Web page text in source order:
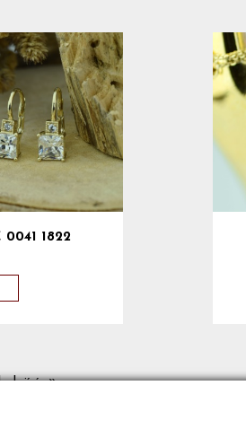
0041 1822